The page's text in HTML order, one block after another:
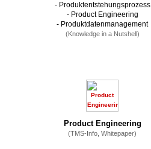
- Produktentstehungsprozess
- Product Engineering
- Produktdatenmanagement
(Knowledge in a Nutshell)
Product Engineering
(TMS-Info, Whitepaper)